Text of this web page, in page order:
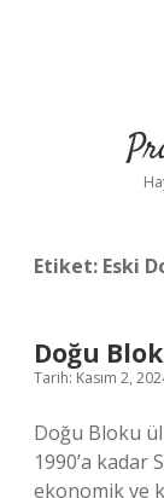
Etiket: Eski
Doğu
Tarih: Kasım 2,
Doğu Bloku
1990’a
ekonomik ve